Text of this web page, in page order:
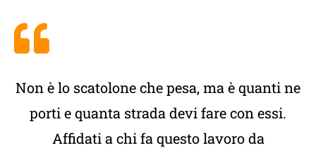
Non è lo scatolone che pesa, ma è quanti ne
porti e quanta strada devi fare con essi.
Affidati a chi fa questo lavoro da